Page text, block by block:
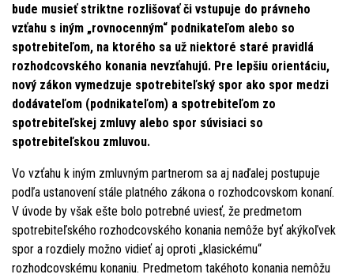
bude musieť striktne rozlišovať či vstupuje do právneho
vzťahu s iným „rovnocenným“ podnikateľom alebo so
spotrebiteľom, na ktorého sa už niektoré staré pravidlá
rozhodcovského konania nevzťahujú. Pre lepšiu orientáciu,
nový zákon vymedzuje spotrebiteľský spor ako spor medzi
dodávateľom (podnikateľom) a spotrebiteľom zo
spotrebiteľskej zmluvy alebo spor súvisiaci so
spotrebiteľskou zmluvou.
Vo vzťahu k iným zmluvným partnerom sa aj naďalej postupuje
podľa ustanovení stále platného zákona o rozhodcovskom konaní.
V úvode by však ešte bolo potrebné uviesť, že predmetom
spotrebiteľského rozhodcovského konania nemôže byť akýkoľvek
spor a rozdiely možno vidieť aj oproti „klasickému“
rozhodcovskému konaniu. Predmetom takéhoto konania nemôžu